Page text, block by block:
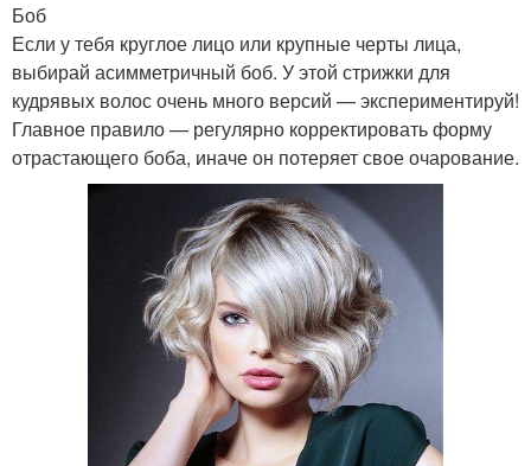
Боб
Если у тебя круглое лицо или крупные черты лица,
выбирай асимметричный боб. У этой стрижки для
кудрявых волос очень много версий — экспериментируй!
Главное правило — регулярно корректировать форму
отрастающего боба, иначе он потеряет свое очарование.